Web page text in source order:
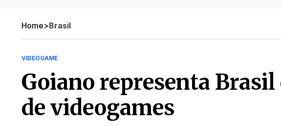
Home>Brasil
VIDEOGAME
Goiano representa
de videogames